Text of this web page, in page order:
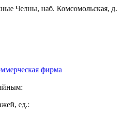
Челны, наб. Комсомольская, д.
фирма
ед.: